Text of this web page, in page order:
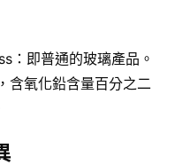
：即普通的玻璃產品。
含氧化鉛含量百分之二